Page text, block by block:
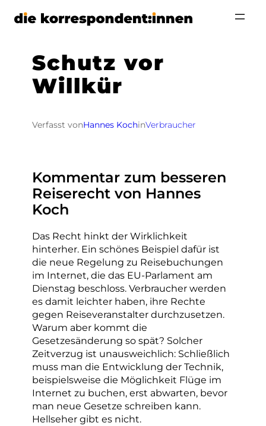
Zum
Schutz vor
Willkür
Verfasst vonHannes KochinVerbraucher
Kommentar zum besseren
Reiserecht von Hannes
Koch
Das Recht hinkt der Wirklichkeit
hinterher. Ein schönes Beispiel dafür ist
die neue Regelung zu Reisebuchungen
im Internet, die das EU-Parlament am
Dienstag beschloss. Verbraucher werden
es damit leichter haben, ihre Rechte
gegen Reiseveranstalter durchzusetzen.
Warum aber kommt die
Gesetzesänderung so spät? Solcher
Zeitverzug ist unausweichlich: Schließlich
muss man die Entwicklung der Technik,
beispielsweise die Möglichkeit Flüge im
Internet zu buchen, erst abwarten, bevor
man neue Gesetze schreiben kann.
Hellseher gibt es nicht.